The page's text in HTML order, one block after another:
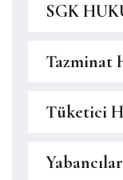
SGK
Tazminat
Tüketici